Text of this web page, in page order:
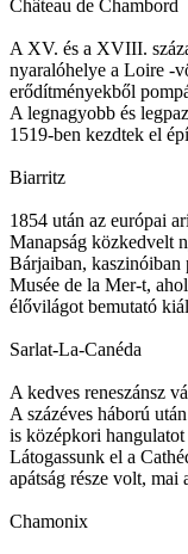
Château de Chambord
A XV. és a XVIII.
nyaralóhelye a Loire -
erődítményekből
A legnagyobb és
1519-ben kezdtek el
Biarritz
1854 után az európai
Manapság közkedvelt
Bárjaiban, kaszinóiban
Musée de la Mer-t,
élővilágot bemutató
Sarlat-La-Canéda
A kedves reneszánsz
A százéves háború
is középkori hangulatot
Látogassunk el a
apátság része volt,
Chamonix